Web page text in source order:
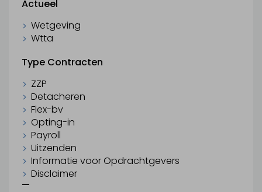
Actueel
Wetgeving
Wtta
Type Contracten
ZZP
Detacheren
Flex-bv
Opting-in
Payroll
Uitzenden
Informatie voor Opdrachtgevers
Disclaimer
—